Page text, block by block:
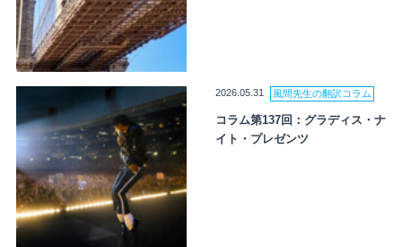
2026.05.31 風間先生の翻訳コラム
コラム第137回：グラディス・ナ
イト・プレゼンツ